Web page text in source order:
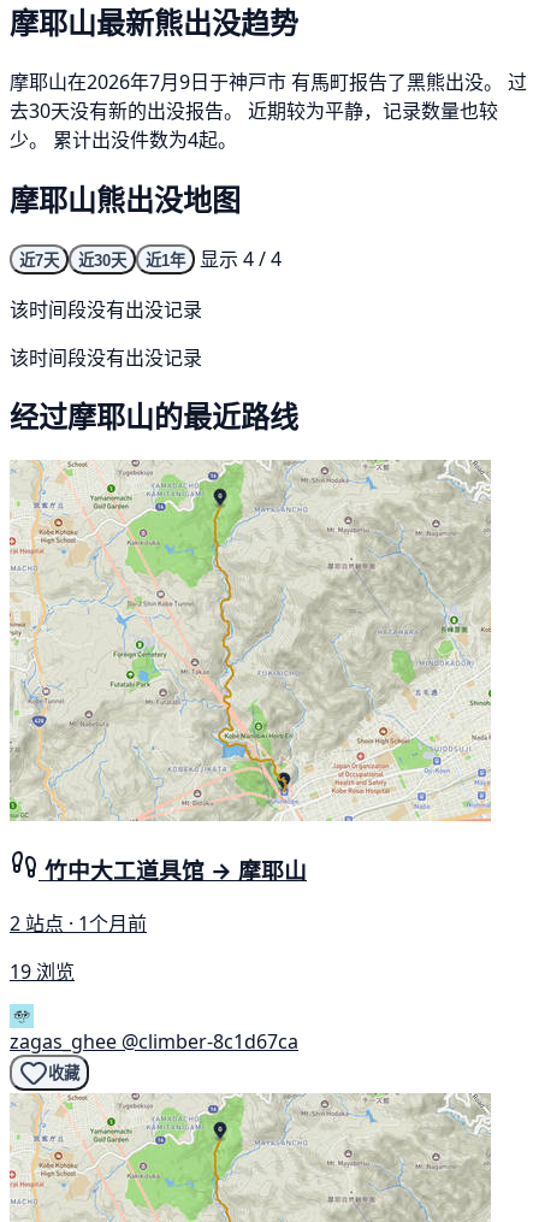
摩耶山最新熊出没趋势
摩耶山在2026年7月9日于神戸市 有馬町报告了黑熊出没。 过
去30天没有新的出没报告。 近期较为平静，记录数量也较
少。 累计出没件数为4起。
摩耶山熊出没地图
近7天 近30天 近1年
显示 4 / 4
该时间段没有出没记录
该时间段没有出没记录
经过摩耶山的最近路线
竹中大工道具馆 → 摩耶山
2 站点 · 1个月前
19 浏览
zagas_ghee @climber-8c1d67ca
收藏